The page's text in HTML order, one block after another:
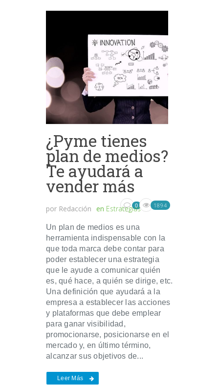
¿Pyme tienes
plan de medios?
Te ayudará a
vender más
por Redacción en Estrategias
0 1894
Un plan de medios es una
herramienta indispensable con la
que toda marca debe contar para
poder establecer una estrategia
que le ayude a comunicar quién
es, qué hace, a quién se dirige, etc.
Una definición que ayudará a la
empresa a establecer las acciones
y plataformas que debe emplear
para ganar visibilidad,
promocionarse, posicionarse en el
mercado y, en último término,
alcanzar sus objetivos de...
Leer Más